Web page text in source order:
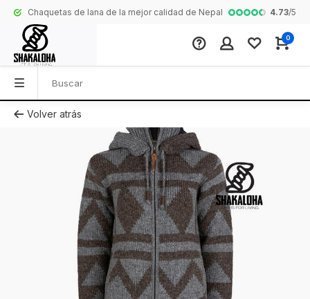
Chaquetas de lana de la mejor calidad de Nepal Colección
4.73/5
0
Volver atrás